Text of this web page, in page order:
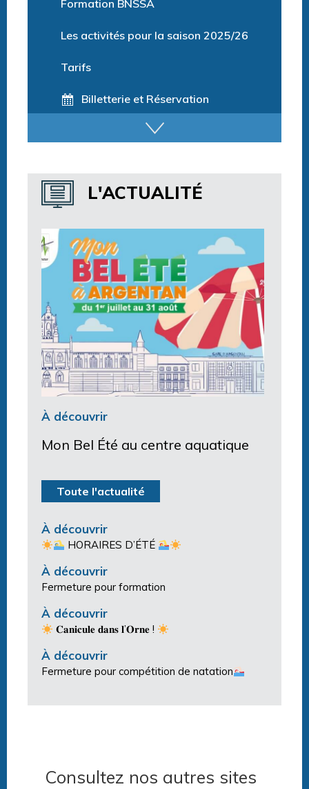
Billetterie et Réservation
Horaires centre aquatique
L'ACTUALITÉ
À découvrir
Mon Bel Été au centre aquatique
Toute l'actualité
À découvrir
HORAIRES D’ÉTÉ
À découvrir
Fermeture pour formation
À découvrir
𝐂𝐚𝐧𝐢𝐜𝐮𝐥𝐞 𝐝𝐚𝐧𝐬 𝐥’𝐎𝐫𝐧𝐞 !
À découvrir
Fermeture pour compétition de natation
Consultez nos autres sites